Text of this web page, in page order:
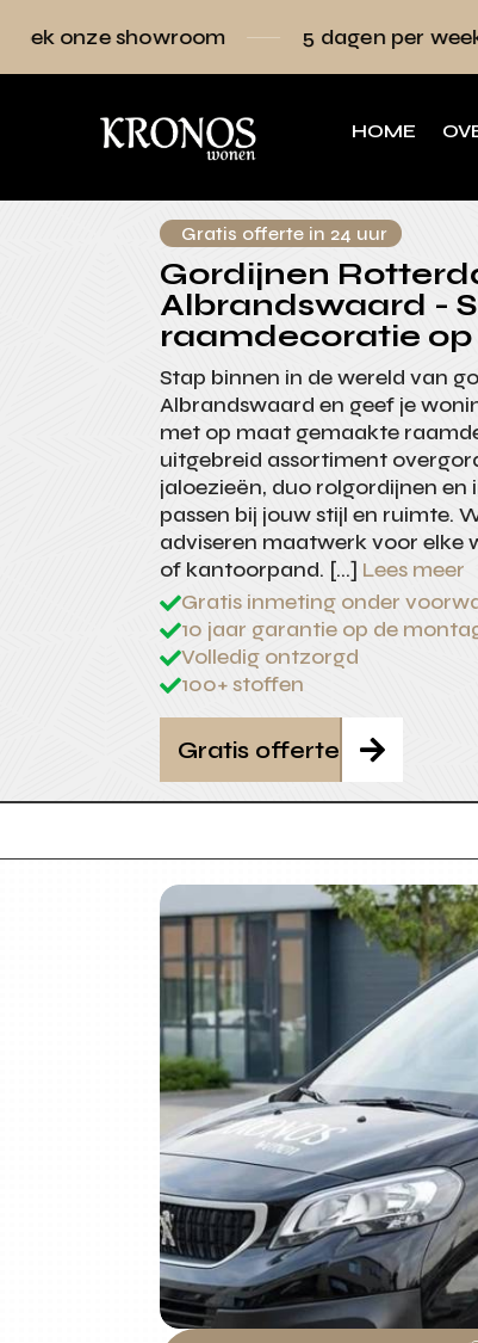
5 dagen per week geopend
HOME
Gratis offerte in 24 uur
Gordijnen
Albrandswaard -
raamdecoratie
Stap binnen in de wereld van
Albrandswaard en geef je
met op maat gemaakte
uitgebreid assortiment
jaloezieën, duo rolgordijnen
passen bij jouw stijl en ruimte.
adviseren maatwerk voor elke
of kantoorpand. […] Lees meer
Gratis inmeting onder
10 jaar garantie op de
Volledig ontzorgd
100+ stoffen

Gratis offerte